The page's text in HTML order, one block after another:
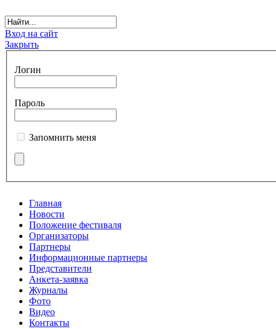
Вход на сайт
Закрыть
Логин
Пароль
Запомнить меня
Главная
Новости
Положение фестиваля
Организаторы
Партнеры
Информационные партнеры
Представители
Анкета-заявка
Журналы
Фото
Видео
Контакты